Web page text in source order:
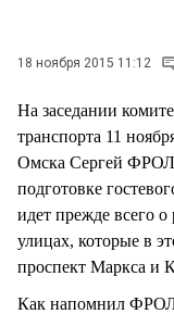
18 ноября 2015 11:12
На заседании
транспорта 11
Омска Сергей
подготовке
идет прежде всего
улицах, которые в
проспект Маркса и
Как напомнил